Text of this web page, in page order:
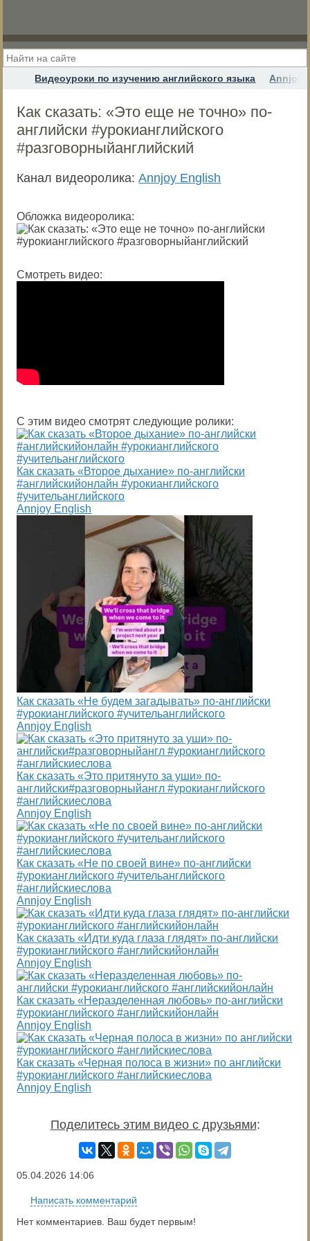
Видеоуроки по изучению английского языка Annjoy
Как сказать: «Это еще не точно» по-
английски #урокианглийского
#разговорныйанглийский
Канал видеоролика:Annjoy English
Обложка видеоролика:
Смотреть видео:
С этим видео смотрят следующие ролики:
Как сказать «Второе дыхание» по-английски
#английскийонлайн #урокианглийского
#учительанглийского
Annjoy English
Как сказать «Не будем загадывать» по-английски
#урокианглийского #учительанглийского
Annjoy English
Как сказать «Это притянуто за уши» по-
английски#разговорныйангл #урокианглийского
#английскиеслова
Annjoy English
Как сказать «Не по своей вине» по-английски
#урокианглийского #учительанглийского
#английскиеслова
Annjoy English
Как сказать «Идти куда глаза глядят» по-английски
#урокианглийского #английскийонлайн
Annjoy English
Как сказать «Неразделенная любовь» по-английски
#урокианглийского #английскийонлайн
Annjoy English
Как сказать «Черная полоса в жизни» по английски
#урокианглийского #английскиеслова
Annjoy English
Поделитесь этим видео с друзьями:
05.04.2026 14:06
Написать комментарий
Нет комментариев. Ваш будет первым!